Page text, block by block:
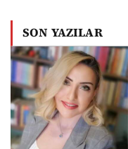
SON YAZILAR